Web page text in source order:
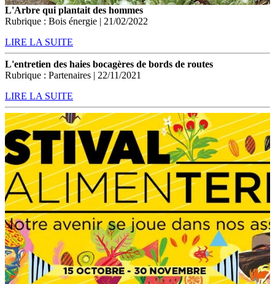
L'Arbre qui plantait des hommes
Rubrique : Bois énergie | 21/02/2022
LIRE LA SUITE
L'entretien des haies bocagères de bords de routes
Rubrique : Partenaires | 22/11/2021
LIRE LA SUITE